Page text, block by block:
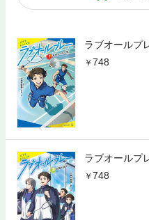
ラブオールプ
748
ラブオールプ
748